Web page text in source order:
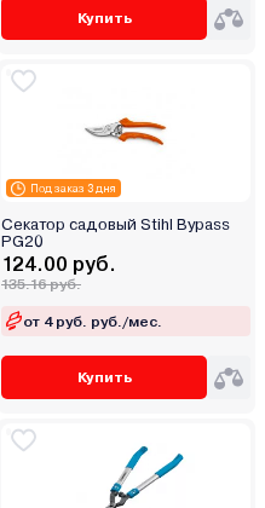
Купить
Под заказ 3 дня
Секатор садовый Stihl Bypass
PG20
124.00 руб.
135.16 руб.
от 4 руб. руб./мес.
Купить